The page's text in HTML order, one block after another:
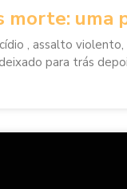
morte: uma
, assalto
para trás